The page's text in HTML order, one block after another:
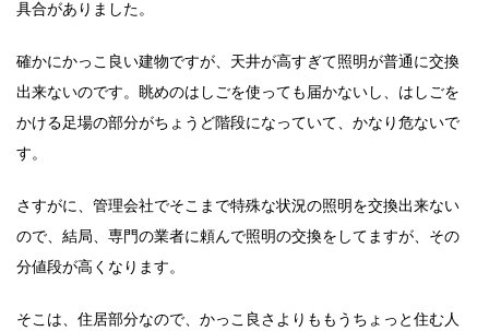
具合がありました。
確かにかっこ良い建物ですが、天井が高すぎて照明が普通に交換
出来ないのです。眺めのはしごを使っても届かないし、はしごを
かける足場の部分がちょうど階段になっていて、かなり危ないで
す。
さすがに、管理会社でそこまで特殊な状況の照明を交換出来ない
ので、結局、専門の業者に頼んで照明の交換をしてますが、その
分値段が高くなります。
そこは、住居部分なので、かっこ良さよりももうちょっと住む人